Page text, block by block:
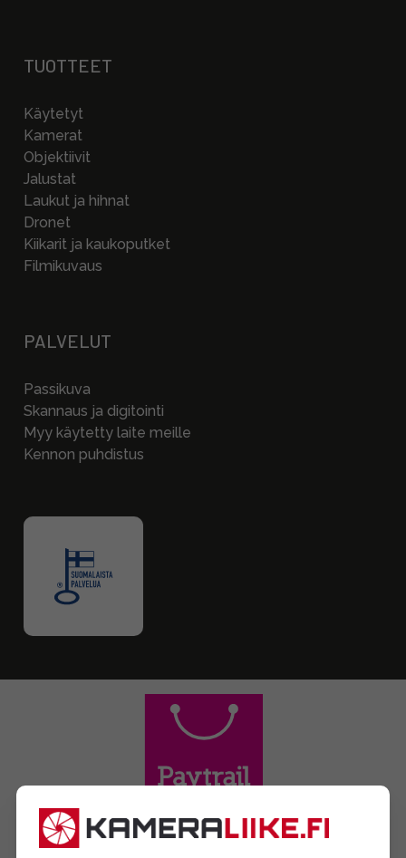
TUOTTEET
Käytetyt
Kamerat
Objektiivit
Jalustat
Laukut ja hihnat
Dronet
Kiikarit ja kaukoputket
Filmikuvaus
PALVELUT
Passikuva
Skannaus ja digitointi
Myy käytetty laite meille
Kennon puhdistus